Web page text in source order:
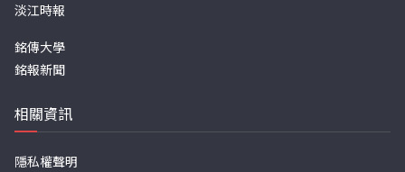
淡江時報
銘傳大學
銘報新聞
相關資訊
隱私權聲明